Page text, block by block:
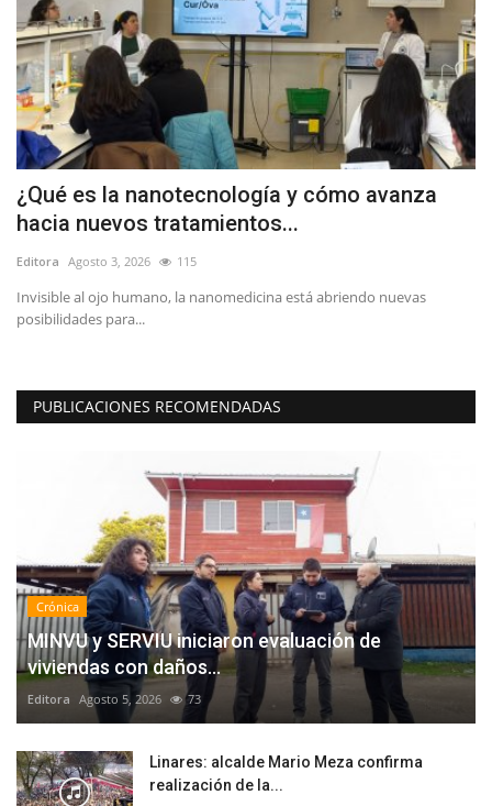
¿Qué es la nanotecnología y cómo avanza
hacia nuevos tratamientos...
Editora Agosto 3, 2026 115
Invisible al ojo humano, la nanomedicina está abriendo nuevas
posibilidades para...
PUBLICACIONES RECOMENDADAS
Crónica
MINVU y SERVIU iniciaron evaluación de
viviendas con daños...
Editora Agosto 5, 2026 73
Linares: alcalde Mario Meza confirma
realización de la...